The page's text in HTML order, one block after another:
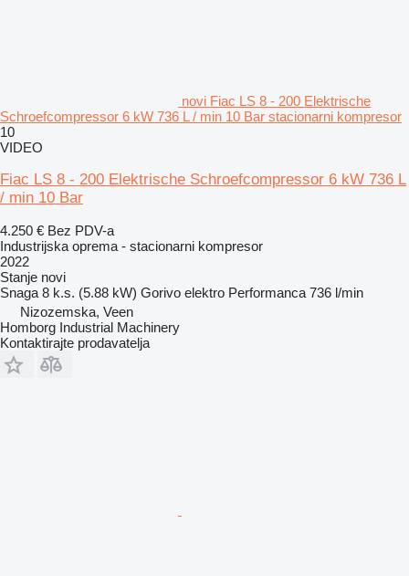
novi Fiac LS 8 - 200 Elektrische
Schroefcompressor 6 kW 736 L / min 10 Bar stacionarni kompresor
10
VIDEO
Fiac LS 8 - 200 Elektrische Schroefcompressor 6 kW 736 L
/ min 10 Bar
4.250 € Bez PDV-a
Industrijska oprema - stacionarni kompresor
2022
Stanje novi
Snaga 8 k.s. (5.88 kW) Gorivo elektro Performanca 736 l/min
Nizozemska, Veen
Homborg Industrial Machinery
Kontaktirajte prodavatelja